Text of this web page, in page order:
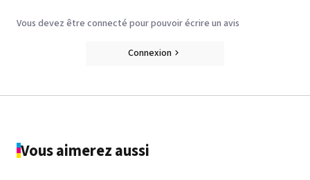
Vous devez être connecté pour pouvoir écrire un avis
Connexion
Vous aimerez aussi